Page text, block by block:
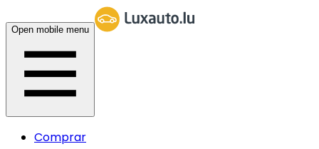
Open mobile menu
Comprar